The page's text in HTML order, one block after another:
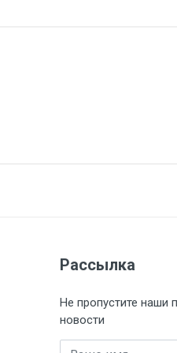
Рассылка
Не пропустите наши
новости
Имя